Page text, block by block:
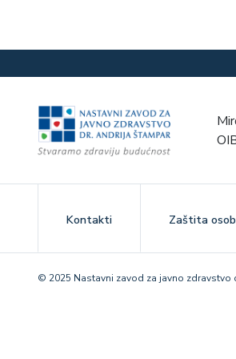
Kontakti Zaštita
© 2025 Nastavni zavod za javno zdravstvo